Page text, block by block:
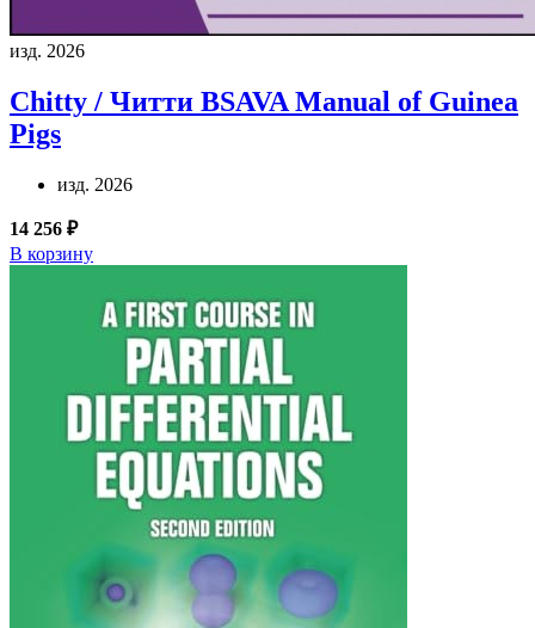
изд. 2026
Chitty / Читти BSAVA Manual of Guinea
Pigs
изд. 2026
14 256 ₽
В корзину